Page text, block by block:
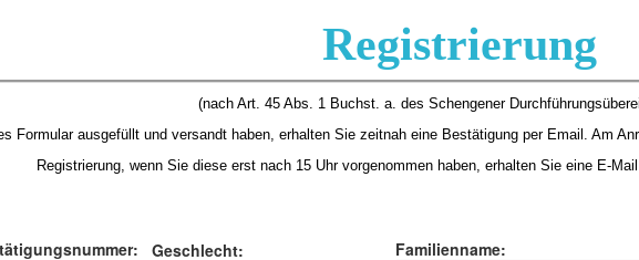
Registrierung